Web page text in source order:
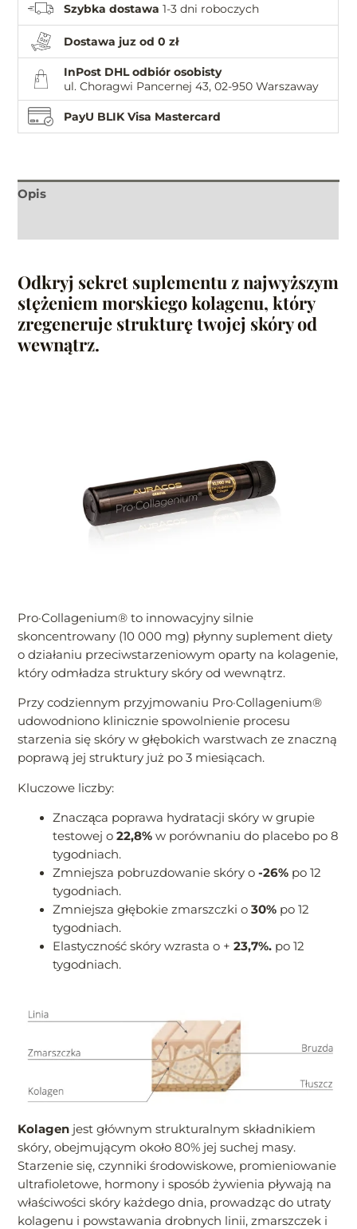
Szybka dostawa 1-3 dni roboczych
Dostawa juz od 0 zł
InPost DHL odbiór osobisty
ul. Choragwi Pancernej 43, 02-950 Warszaway
PayU BLIK Visa Mastercard
Opis
Odkryj sekret suplementu z najwyższym
stężeniem morskiego kolagenu, który
zregeneruje strukturę twojej skóry od
wewnątrz.
Pro·Collagenium® to innowacyjny silnie
skoncentrowany (10 000 mg) płynny suplement diety
o działaniu przeciwstarzeniowym oparty na kolagenie,
który odmładza struktury skóry od wewnątrz.
Przy codziennym przyjmowaniu Pro·Collagenium®
udowodniono klinicznie spowolnienie procesu
starzenia się skóry w głębokich warstwach ze znaczną
poprawą jej struktury już po 3 miesiącach.
Kluczowe liczby:
Znacząca poprawa hydratacji skóry w grupie
testowej o22,8% w porównaniu do placebo po 8
tygodniach.
Zmniejsza pobruzdowanie skóry o-26% po 12
tygodniach.
Zmniejsza głębokie zmarszczki o30% po 12
tygodniach.
Elastyczność skóry wzrasta o +23,7%. po 12
tygodniach.
Kolagen jest głównym strukturalnym składnikiem
skóry, obejmującym około 80% jej suchej masy.
Starzenie się, czynniki środowiskowe, promieniowanie
ultrafioletowe, hormony i sposób żywienia pływają na
właściwości skóry każdego dnia, prowadząc do utraty
kolagenu i powstawania drobnych linii, zmarszczek i